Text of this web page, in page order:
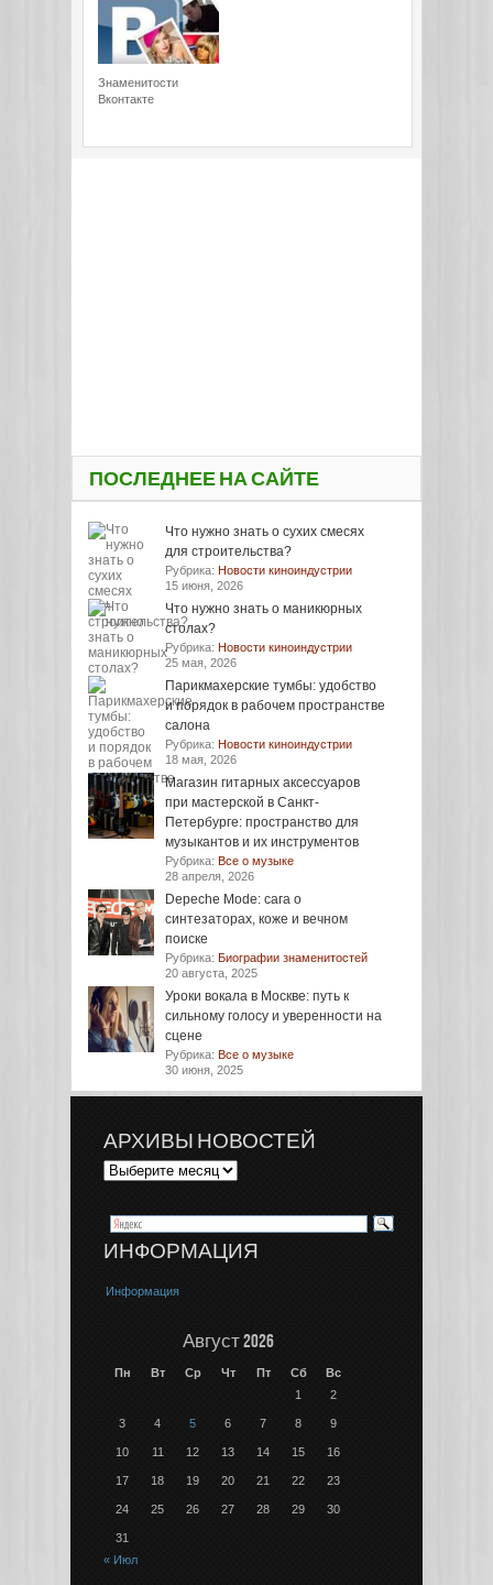
Знаменитости
Вконтакте
ПОСЛЕДНЕЕ НА САЙТЕ
Что нужно знать о сухих смесях
для строительства?
Рубрика: Новости киноиндустрии
15 июня, 2026
Что нужно знать о маникюрных
столах?
Рубрика: Новости киноиндустрии
25 мая, 2026
Парикмахерские тумбы: удобство
и порядок в рабочем пространстве
салона
Рубрика: Новости киноиндустрии
18 мая, 2026
Магазин гитарных аксессуаров
при мастерской в Санкт-
Петербурге: пространство для
музыкантов и их инструментов
Рубрика: Все о музыке
28 апреля, 2026
Depeche Mode: сага о
синтезаторах, коже и вечном
поиске
Рубрика: Биографии знаменитостей
20 августа, 2025
Уроки вокала в Москве: путь к
сильному голосу и уверенности на
сцене
Рубрика: Все о музыке
30 июня, 2025
АРХИВЫ НОВОСТЕЙ
ИНФОРМАЦИЯ
Информация
Август 2026
Пн Вт Ср Чт Пт Сб
Вс
1
2
3 4 5 6 7 8 9
10 11 12 13 14 15 16
17 18 19 20 21 22 23
24 25 26 27 28 29 30
31
« Июл